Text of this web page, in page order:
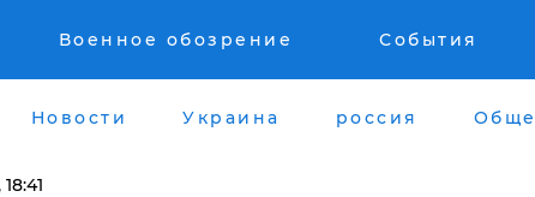
Военное обозрение События
Новости Украина россия